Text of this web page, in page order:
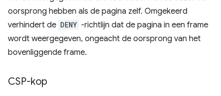
oorsprong hebben als de pagina zelf. Omgekeerd
verhindert de DENY -richtlijn dat de pagina in een frame
wordt weergegeven, ongeacht de oorsprong van het
bovenliggende frame.
CSP-kop